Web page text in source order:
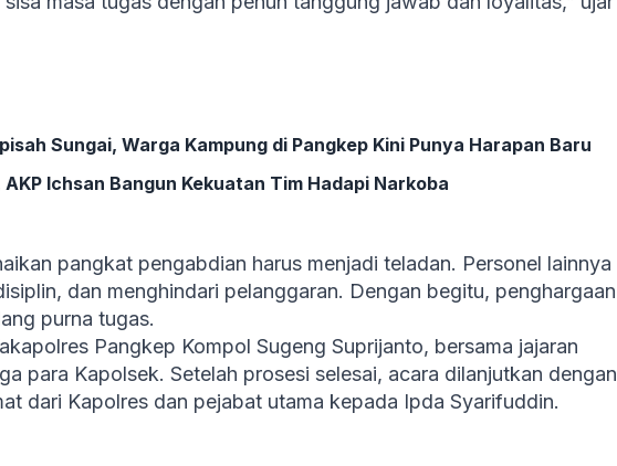
Sungai, Warga Kampung di Pangkep Kini Punya Harapan Baru
AKP Ichsan Bangun Kekuatan Tim Hadapi Narkoba
pangkat pengabdian harus menjadi teladan. Personel lainnya
dan menghindari pelanggaran. Dengan begitu, penghargaan
purna tugas.
Pangkep Kompol Sugeng Suprijanto, bersama jajaran
para Kapolsek. Setelah prosesi selesai, acara dilanjutkan dengan
dari Kapolres dan pejabat utama kepada Ipda Syarifuddin.